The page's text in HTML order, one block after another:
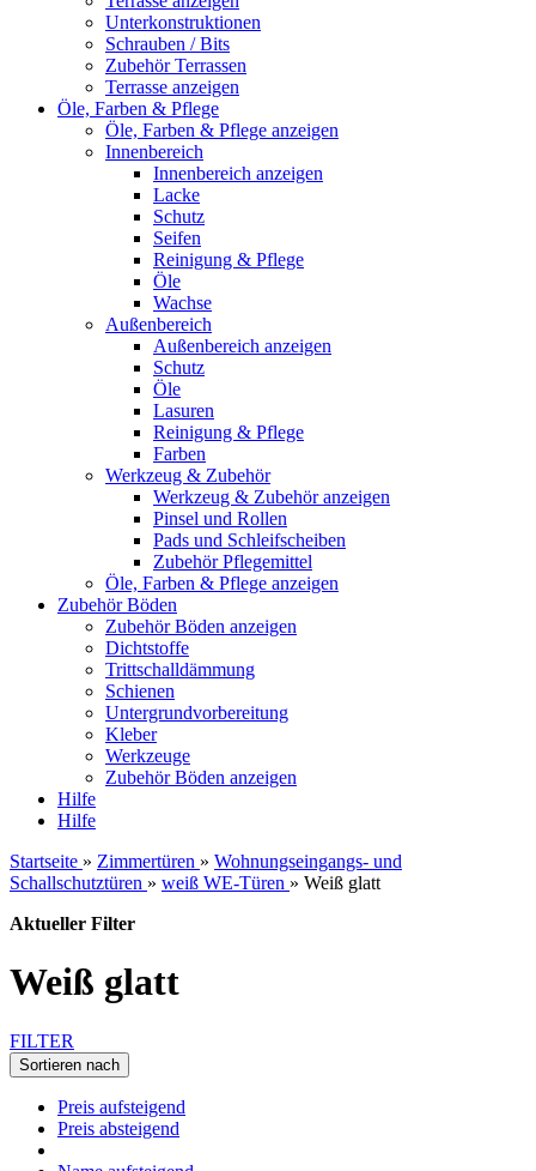
Unterkonstruktionen
Schrauben / Bits
Zubehör Terrassen
Terrasse anzeigen
Öle, Farben & Pflege
Öle, Farben & Pflege anzeigen
Innenbereich
Innenbereich anzeigen
Lacke
Schutz
Seifen
Reinigung & Pflege
Öle
Wachse
Außenbereich
Außenbereich anzeigen
Schutz
Öle
Lasuren
Reinigung & Pflege
Farben
Werkzeug & Zubehör
Werkzeug & Zubehör anzeigen
Pinsel und Rollen
Pads und Schleifscheiben
Zubehör Pflegemittel
Öle, Farben & Pflege anzeigen
Zubehör Böden
Zubehör Böden anzeigen
Dichtstoffe
Trittschalldämmung
Schienen
Untergrundvorbereitung
Kleber
Werkzeuge
Zubehör Böden anzeigen
Hilfe
Hilfe
Startseite » Zimmertüren » Wohnungseingangs- und
Schallschutztüren » weiß WE-Türen » Weiß glatt
Aktueller Filter
Weiß glatt
FILTER
Sortieren nach
Preis aufsteigend
Preis absteigend